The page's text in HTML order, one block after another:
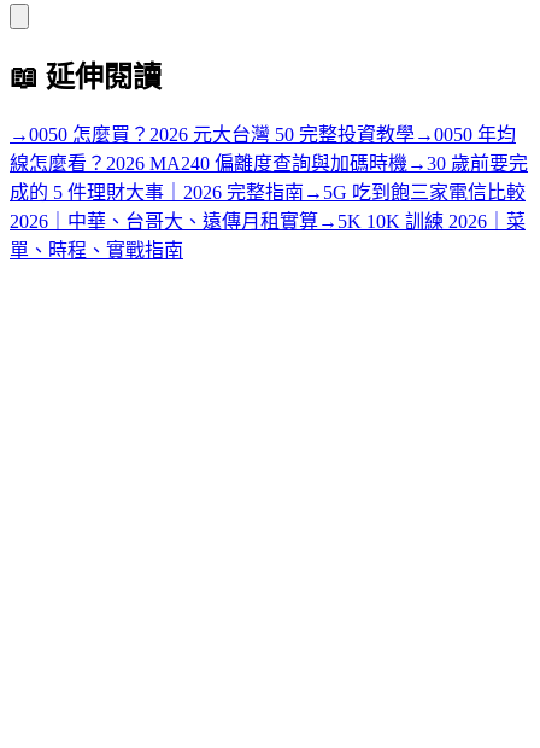
📖 延伸閱讀
→0050 怎麼買？2026 元大台灣 50 完整投資教學→0050 年均
線怎麼看？2026 MA240 偏離度查詢與加碼時機→30 歲前要完
成的 5 件理財大事｜2026 完整指南 → 5G 吃到飽三家電信比較
2026｜中華、台哥大、遠傳月租實算→ 5K 10K 訓練 2026｜菜
單、時程、實戰指南